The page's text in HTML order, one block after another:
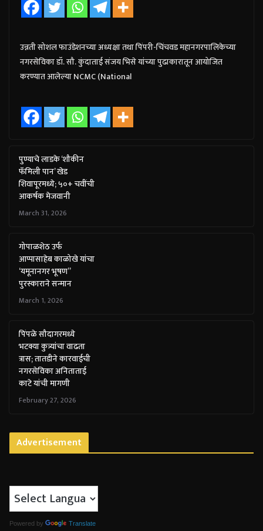
उन्नती सोशल फाउंडेशनच्या अध्यक्षा तथा पिंपरी-चिंचवड महानगरपालिकेच्या
नगरसेविका डॉ. सौ. कुंदाताई संजय भिसे यांच्या पुढाकारातून आयोजित
करण्यात आलेल्या NCMC (National
पुण्याचे लाडके ‘शौकीन
फॅमिली पान’ खेड
शिवापूरमध्ये; ५०+ चवींची
आकर्षक मेजवानी
March 31, 2026
गोपाळशेठ उर्फ
आप्पासाहेब काळोखे यांचा
‘यमूनानगर भूषण”
पुरस्काराने सन्मान
March 1, 2026
पिंपळे सौदागरमध्ये
भटक्या कुत्र्यांचा वाढता
त्रास; तातडीने कारवाईची
नगरसेविका अनिताताई
काटे यांची मागणी
February 27, 2026
Advertisement
Powered by Translate